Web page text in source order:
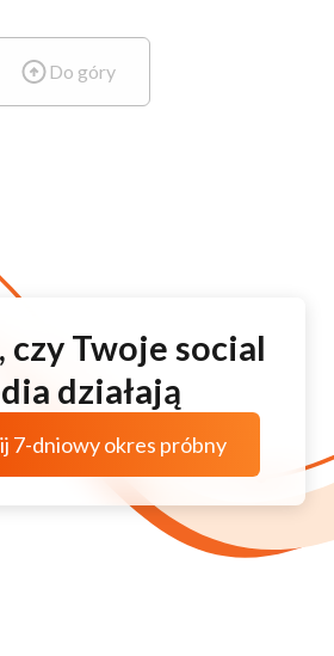
Do góry
Twoje social
działają
7-dniowy okres próbny